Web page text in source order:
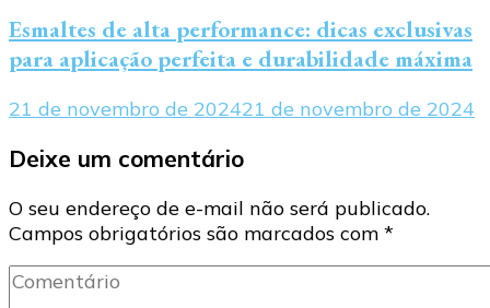
Esmaltes de alta performance: dicas exclusivas
para aplicação perfeita e durabilidade máxima
21 de novembro de 202421 de novembro de 2024
Deixe um comentário
O seu endereço de e-mail não será publicado.
Campos obrigatórios são marcados com *
Comentário